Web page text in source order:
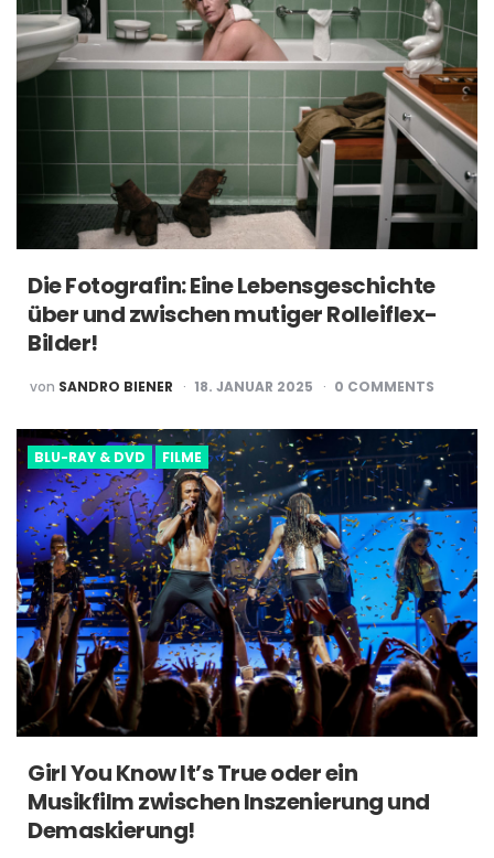
Die Fotografin: Eine Lebensgeschichte
über und zwischen mutiger Rolleiflex-
Bilder!
POSTED
BY
von SANDRO BIENER 18. JANUAR 2025 0 COMMENTS
BLU-RAY & DVD FILME
Girl You Know It’s True oder ein
Musikfilm zwischen Inszenierung und
Demaskierung!